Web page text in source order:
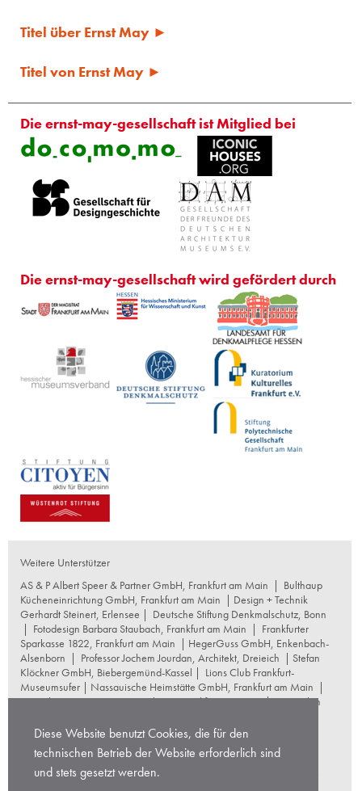
Diese Website benutzt Cookies, die für den
technischen Betrieb der Website erforderlich sind
und stets gesetzt werden.
Titel über Ernst May ►
Titel von Ernst May ►
Die ernst-may-gesellschaft ist Mitglied bei
Die ernst-may-gesellschaft wird gefördert durch
Weitere Unterstützer
AS & P Albert Speer & Partner GmbH, Frankfurt am Main | Bulthaup
Kücheneinrichtung GmbH, Frankfurt am Main | Design + Technik
Gerhardt Steinert, Erlensee | Deutsche Stiftung Denkmalschutz, Bonn
| Fotodesign Barbara Staubach, Frankfurt am Main | Frankfurter
Sparkasse 1822, Frankfurt am Main | HegerGuss GmbH, Enkenbach-
Alsenborn | Professor Jochem Jourdan, Architekt, Dreieich | Stefan
Klöckner GmbH, Biebergemünd-Kassel | Lions Club Frankfurt-
Museumsufer | Nassauische Heimstätte GmbH, Frankfurt am Main |
Naumburg Restaurierungswerkstatt, Frankfurt am Main|Reproplan
Landschaftsbau GmbH+Co KG, Frankfurt am Main|
schneider+schumacher Architekten, Frankfurt am Main
|
Stuttgarter
Gesellschaft für Kunst und Denkmalpflege|Thomas Hoof
Produktgesellschaft mbH, Waltrop